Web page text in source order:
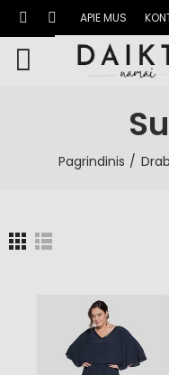
APIE MUS
Pagrindinis